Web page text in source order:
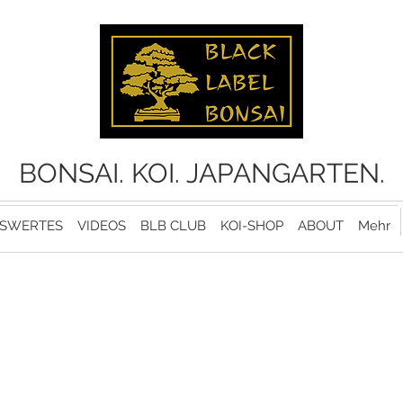
BONSAI. KOI. JAPANGARTEN.
VIDEOS BLB CLUB KOI-SHOP ABOUT Mehr